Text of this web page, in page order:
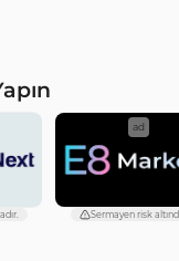
ad
Sermayen risk